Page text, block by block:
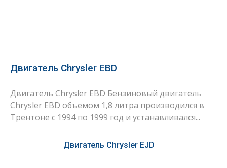
Двигатель Chrysler EBD
Двигатель Chrysler EBD Бензиновый двигатель
Chrysler EBD объемом 1,8 литра производился в
Трентоне с 1994 по 1999 год и устанавливался...
Двигатель Chrysler EJD